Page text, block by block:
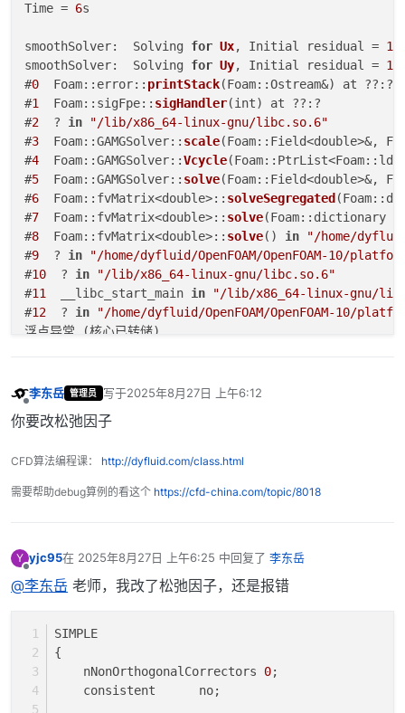
Time = 6s
smoothSolver:  Solving for Ux, Initial residual = 1
smoothSolver:  Solving for Uy, Initial residual = 1
#0
  Foam::error::
printStack(Foam::Ostream&) at ??:?
#1
  Foam::sigFpe::
sigHandler(int) at ??:?
#2
  ?
in
"/lib/x86_64-linux-gnu/libc.so.6"
#3
  Foam::GAMGSolver::
scale(Foam::Field<double>&,
#4
  Foam::GAMGSolver::
Vcycle
#5
  Foam::GAMGSolver::
solve(Foam::Field<double>&,
#6
  Foam::fvMatrix<double>::
solveSegregated
#7
  Foam::fvMatrix<double>::
solve(Foam::dictionary
#8
  Foam::fvMatrix<double>::
solve() in
"/home/
#9
  ?
in
"/home/dyfluid/OpenFOAM/OpenFOAM-10/
#10
  ?
in
"/lib/x86_64-linux-gnu/libc.so.6"
#11
  __libc_start_main
in
"/lib/x86_64-linux-gnu/
#12
  ?
in
"/home/dyfluid/OpenFOAM/OpenFOAM-10/
李东岳 管理员 写于2025年8月27日 上午6:12
最后由 编辑
你要改松弛因子
CFD算法编程课： http://dyfluid.com/class.html
需要帮助debug算例的看这个 https://cfd-china.com/topic/8018
Y yjc95在 2025年8月27日 上午6:25 中回复了 李东岳
最后由 编辑
@李东岳 老师，我改了松弛因子，还是报错
SIMPLE
{
    nNonOrthogonalCorrectors
0;
    consistent      no;